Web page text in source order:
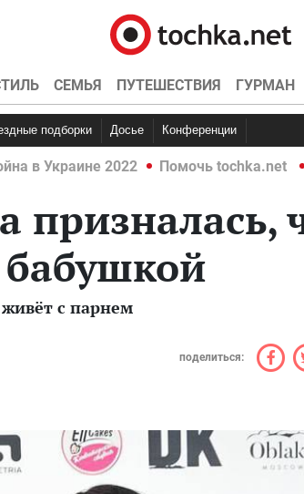
СЕМЬЯ ПУТЕШЕСТВИЯ ГУРМАН
подборки Досье Конференции
в Украине 2022 Помочь tochka.net
призналась,
бабушкой
с парнем
поделиться: